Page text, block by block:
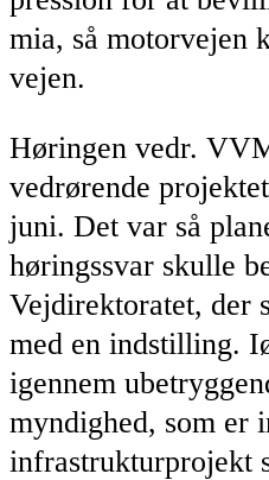
mia, så motorvejen
vejen.
Høringen vedr.
vedrørende
juni. Det var så
høringssvar skulle
Vejdirektoratet, der
med en indstilling.
igennem
myndighed, som er
infrastrukturprojekt